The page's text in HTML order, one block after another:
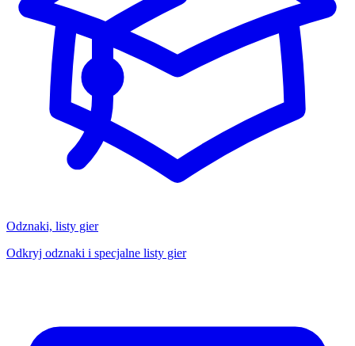
Odznaki, listy gier
Odkryj odznaki i specjalne listy gier